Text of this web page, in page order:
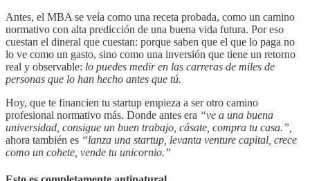
Antes, el MBA se veía como una receta probada, como un camino
normativo con alta predicción de una buena vida futura. Por eso
cuestan el dineral que cuestan: porque saben que el que lo paga no
lo ve como un gasto, sino como una inversión que tiene un retorno
real y observable: lo puedes medir en las carreras de miles de
personas que lo han hecho antes que tú.
Hoy, que te financien tu startup empieza a ser otro camino
profesional normativo más. Donde antes era “ve a una buena
universidad, consigue un buen trabajo, cásate, compra tu casa.”,
ahora también es “lanza una startup, levanta venture capital, crece
como un cohete, vende tu unicornio.”